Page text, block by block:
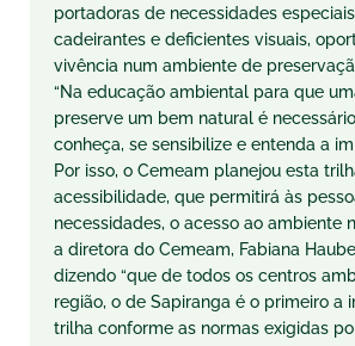
portadoras de necessidades
cadeirantes e deficientes visuais,
vivência num ambiente de
“Na educação ambiental para que
preserve um bem natural é
conheça, se sensibilize e entenda a
Por isso, o Cemeam planejou esta
acessibilidade, que permitirá às
necessidades, o acesso ao ambiente
a diretora do Cemeam, Fabiana
dizendo “que de todos os centros
região, o de Sapiranga é o primeiro a
trilha conforme as normas exigidas